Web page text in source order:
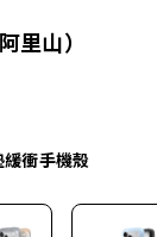
里山）
衝手機殼